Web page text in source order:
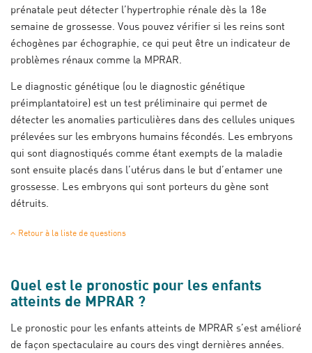
prénatale peut détecter l’hypertrophie rénale dès la 18e
semaine de grossesse. Vous pouvez vérifier si les reins sont
échogènes par échographie, ce qui peut être un indicateur de
problèmes rénaux comme la MPRAR.
Le diagnostic génétique (ou le diagnostic génétique
préimplantatoire) est un test préliminaire qui permet de
détecter les anomalies particulières dans des cellules uniques
prélevées sur les embryons humains fécondés. Les embryons
qui sont diagnostiqués comme étant exempts de la maladie
sont ensuite placés dans l’utérus dans le but d’entamer une
grossesse. Les embryons qui sont porteurs du gène sont
détruits.
Retour à la liste de questions
Quel est le pronostic pour les enfants
atteints de MPRAR ?
Le pronostic pour les enfants atteints de MPRAR s’est amélioré
de façon spectaculaire au cours des vingt dernières années.